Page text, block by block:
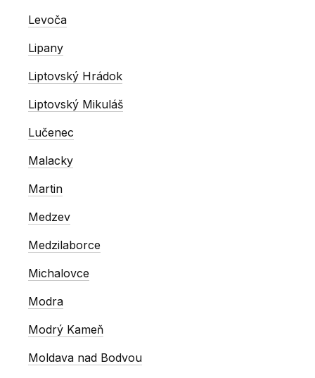
Levoča
Lipany
Liptovský Hrádok
Liptovský Mikuláš
Lučenec
Malacky
Martin
Medzev
Medzilaborce
Michalovce
Modra
Modrý Kameň
Moldava nad Bodvou